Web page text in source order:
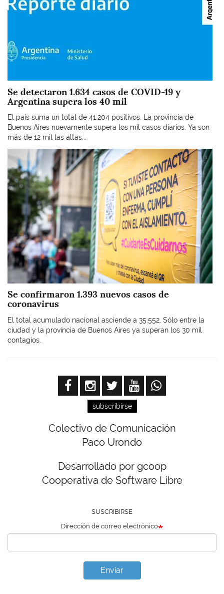
Se detectaron 1.634 casos de COVID-19 y
Argentina supera los 40 mil
El país suma un total de 41.204 positivos. La provincia de
Buenos Aires nuevamente supera los mil casos diarios. Ya son
más de 12 mil las altas...
Imagen
Se confirmaron 1.393 nuevos casos de
coronavirus
El total acumulado nacional asciende a 35.552. Sólo entre la
ciudad y la provincia de Buenos Aires ya superan los 30 mil
contagios.
subscribirse
Colectivo de Comunicación
Paco Urondo
Desarrollado por gcoop
Cooperativa de Software Libre
SUSCRIBIRSE
Dirección de correo electrónico
Enviar